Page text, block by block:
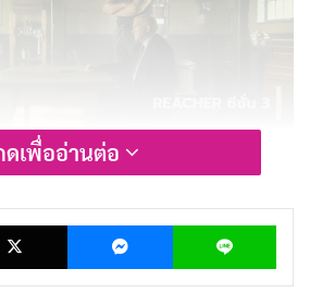
อ ยอดคนสืบระห่ำ |
คือนักแสดงที่เหมาะสมที่สุด
ดเพื่ออ่านต่อ
X Messenger Line